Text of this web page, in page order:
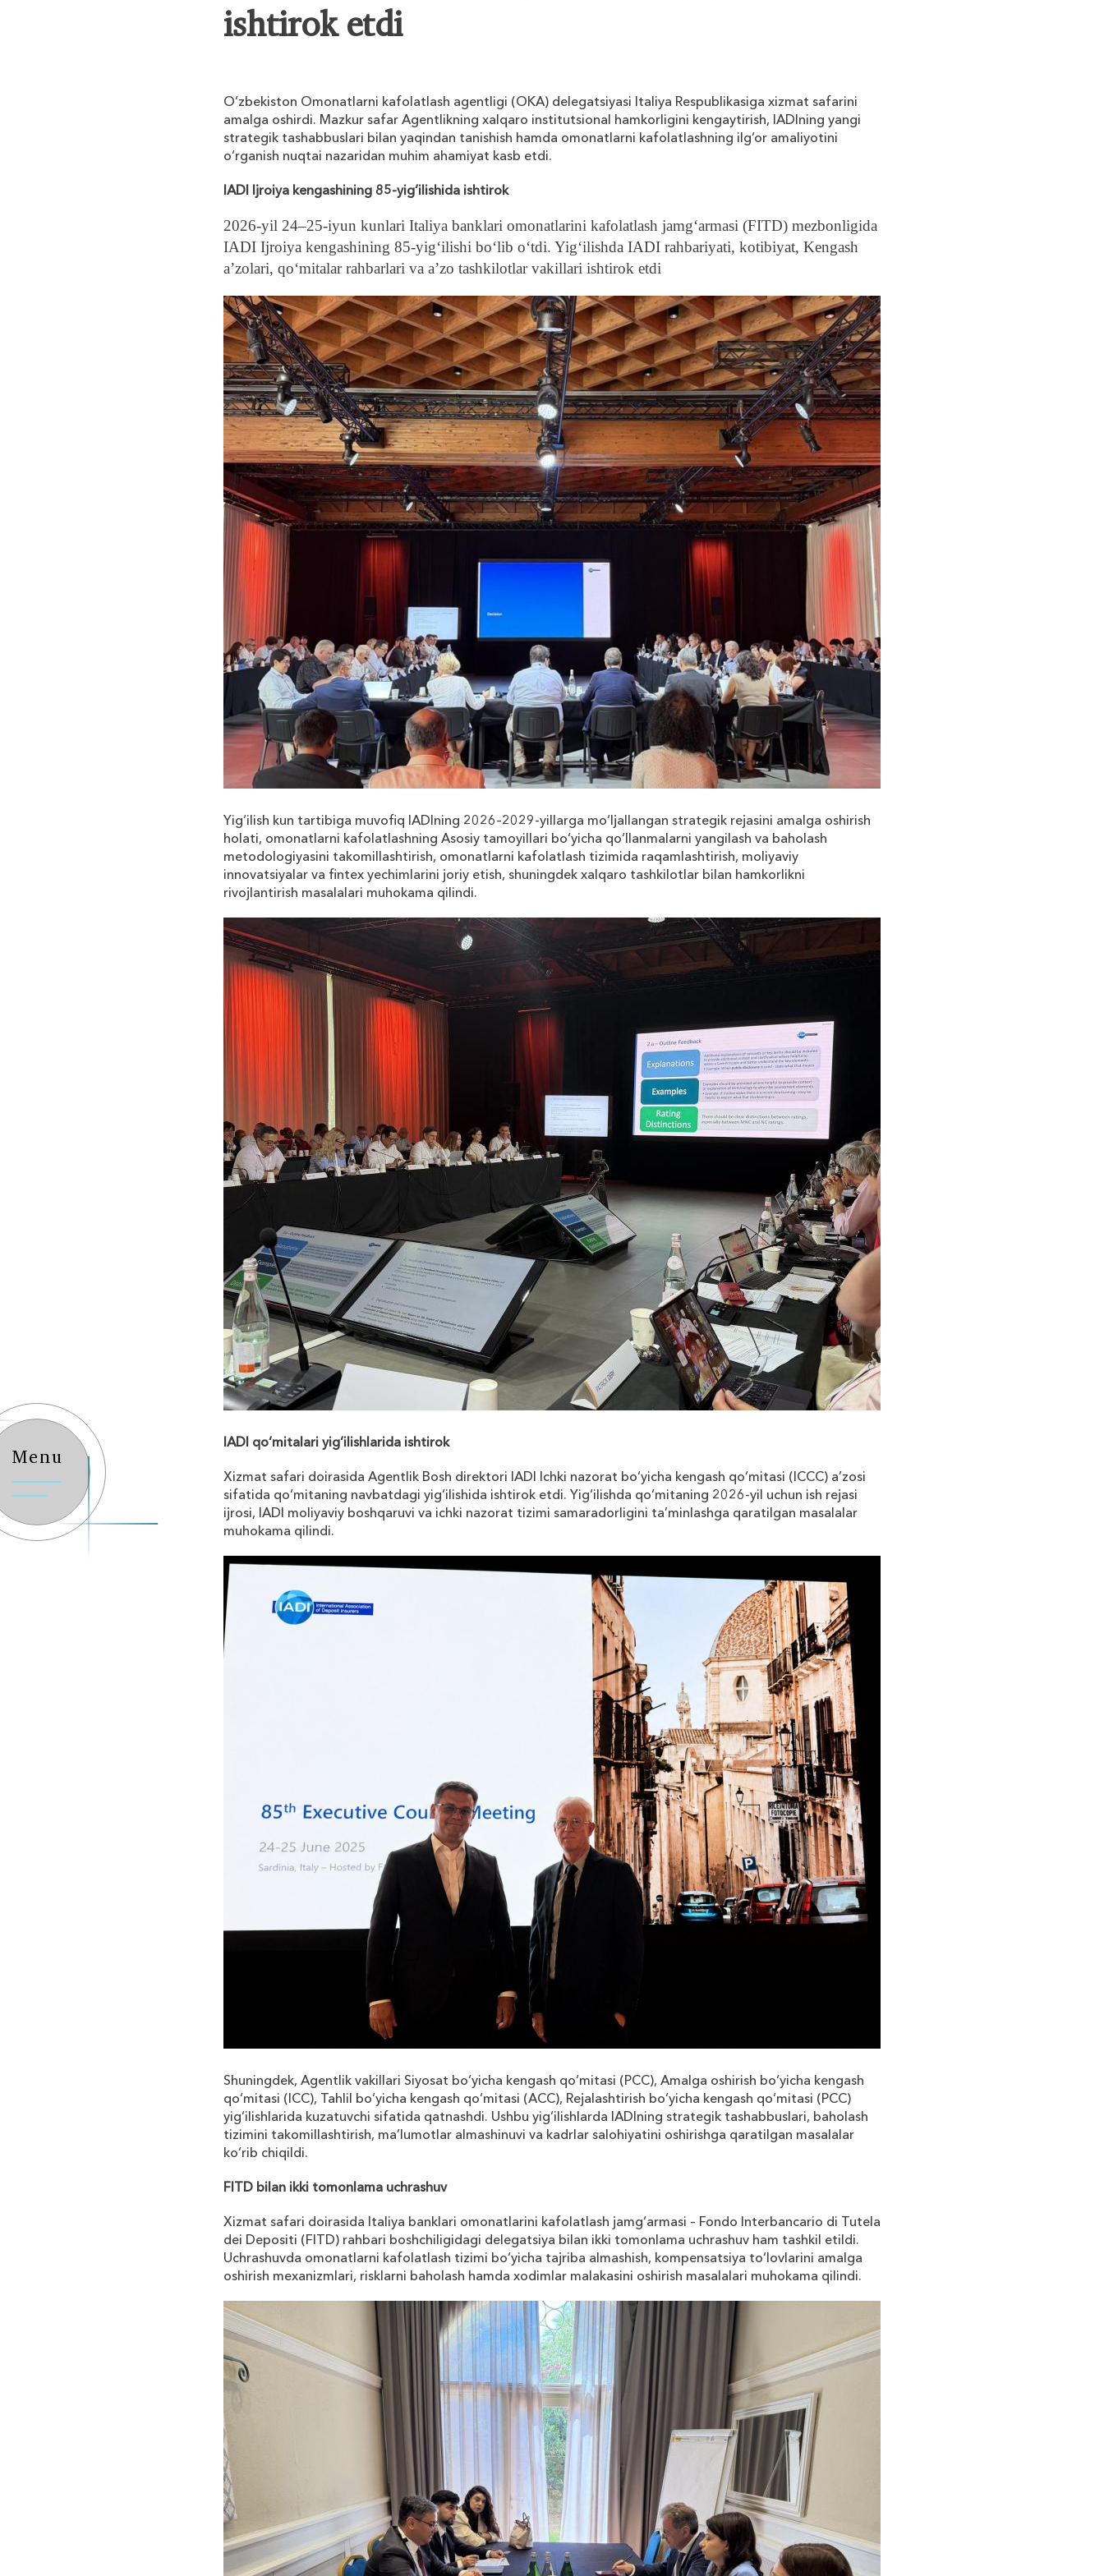
Menu
ishtirok etdi
O‘zbekiston Omonatlarni kafolatlash agentligi (OKA) delegatsiyasi Italiya Respublikasiga xizmat safarini
amalga oshirdi. Mazkur safar Agentlikning xalqaro institutsional hamkorligini kengaytirish, IADIning yangi
strategik tashabbuslari bilan yaqindan tanishish hamda omonatlarni kafolatlashning ilg‘or amaliyotini
o‘rganish nuqtai nazaridan muhim ahamiyat kasb etdi.
IADI Ijroiya kengashining 85-yig‘ilishida ishtirok
2026-yil 24–25-iyun kunlari Italiya banklari omonatlarini kafolatlash jamg‘armasi (FITD) mezbonligida
IADI Ijroiya kengashining 85-yig‘ilishi bo‘lib o‘tdi. Yig‘ilishda IADI rahbariyati, kotibiyat, Kengash
a’zolari, qo‘mitalar rahbarlari va a’zo tashkilotlar vakillari ishtirok etdi
Yig‘ilish kun tartibiga muvofiq IADIning 2026–2029-yillarga mo‘ljallangan strategik rejasini amalga oshirish
holati, omonatlarni kafolatlashning Asosiy tamoyillari bo‘yicha qo‘llanmalarni yangilash va baholash
metodologiyasini takomillashtirish, omonatlarni kafolatlash tizimida raqamlashtirish, moliyaviy
innovatsiyalar va fintex yechimlarini joriy etish, shuningdek xalqaro tashkilotlar bilan hamkorlikni
rivojlantirish masalalari muhokama qilindi.
IADI qo‘mitalari yig‘ilishlarida ishtirok
Xizmat safari doirasida Agentlik Bosh direktori IADI Ichki nazorat bo‘yicha kengash qo‘mitasi (ICCC) a’zosi
sifatida qo‘mitaning navbatdagi yig‘ilishida ishtirok etdi. Yig‘ilishda qo‘mitaning 2026-yil uchun ish rejasi
ijrosi, IADI moliyaviy boshqaruvi va ichki nazorat tizimi samaradorligini ta’minlashga qaratilgan masalalar
muhokama qilindi.
Shuningdek, Agentlik vakillari Siyosat bo‘yicha kengash qo‘mitasi (PCC), Amalga oshirish bo‘yicha kengash
qo‘mitasi (ICC), Tahlil bo‘yicha kengash qo‘mitasi (ACC), Rejalashtirish bo‘yicha kengash qo‘mitasi (PCC)
yig‘ilishlarida kuzatuvchi sifatida qatnashdi. Ushbu yig‘ilishlarda IADIning strategik tashabbuslari, baholash
tizimini takomillashtirish, ma’lumotlar almashinuvi va kadrlar salohiyatini oshirishga qaratilgan masalalar
ko‘rib chiqildi.
FITD bilan ikki tomonlama uchrashuv
Xizmat safari doirasida Italiya banklari omonatlarini kafolatlash jamg‘armasi – Fondo Interbancario di Tutela
dei Depositi (FITD) rahbari boshchiligidagi delegatsiya bilan ikki tomonlama uchrashuv ham tashkil etildi.
Uchrashuvda omonatlarni kafolatlash tizimi bo‘yicha tajriba almashish, kompensatsiya to‘lovlarini amalga
oshirish mexanizmlari, risklarni baholash hamda xodimlar malakasini oshirish masalalari muhokama qilindi.